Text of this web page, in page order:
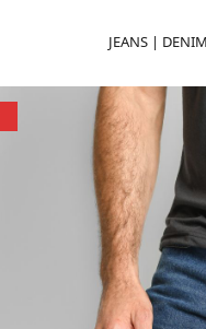
JEANS |